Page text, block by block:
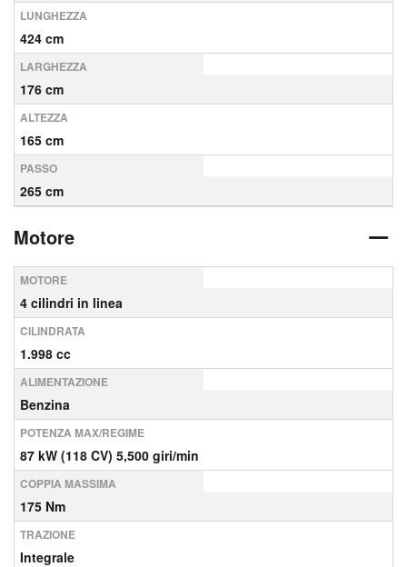
LUNGHEZZA
424 cm
LARGHEZZA
176 cm
ALTEZZA
165 cm
PASSO
265 cm
Motore
MOTORE
4 cilindri in linea
CILINDRATA
1.998 cc
ALIMENTAZIONE
Benzina
POTENZA MAX/REGIME
87 kW (118 CV) 5,500 giri/min
COPPIA MASSIMA
175 Nm
TRAZIONE
Integrale